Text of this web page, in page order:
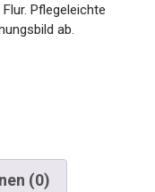
Pflegeleichte
ab.
(0)